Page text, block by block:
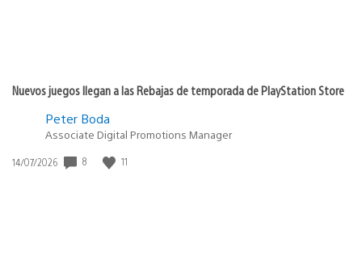
Nuevos juegos llegan a las Rebajas de temporada de PlayStation Store
Peter Boda
Associate Digital Promotions Manager
Fecha
14/07/2026 8 11